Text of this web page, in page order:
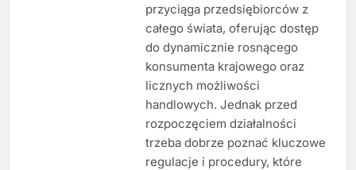
przyciąga przedsiębiorców z
całego świata, oferując dostęp
do dynamicznie rosnącego
konsumenta krajowego oraz
licznych możliwości
handlowych. Jednak przed
rozpoczęciem działalności
trzeba dobrze poznać kluczowe
regulacje i procedury, które